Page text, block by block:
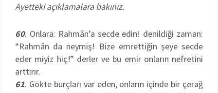
Ayetteki açıklamalara bakınız.
60. Onlara: Rahmân’a secde edin! denildiği zaman:
“Rahmân da neymiş! Bize emrettiğin şeye secde
eder miyiz hiç!” derler ve bu emir onların nefretini
arttırır.
61. Gökte burçları var eden, onların içinde bir çerağ